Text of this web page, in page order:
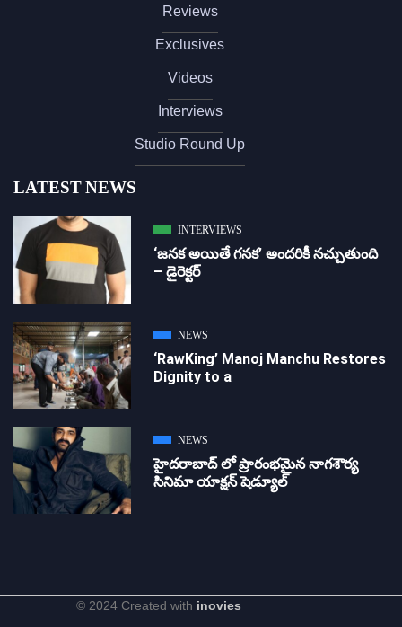
Reviews
Exclusives
Videos
Interviews
Studio Round Up
LATEST NEWS
INTERVIEWS
‘జ‌న‌క అయితే గ‌న‌క‌’ అందరికీ నచ్చుతుంది
– డైరెక్ట‌ర్
NEWS
‘RawKing’ Manoj Manchu Restores
Dignity to a
NEWS
హైదరాబాద్ లో ప్రారంభమైన నాగశౌర్య
సినిమా యాక్షన్ షెడ్యూల్
© 2024 Created with inovies